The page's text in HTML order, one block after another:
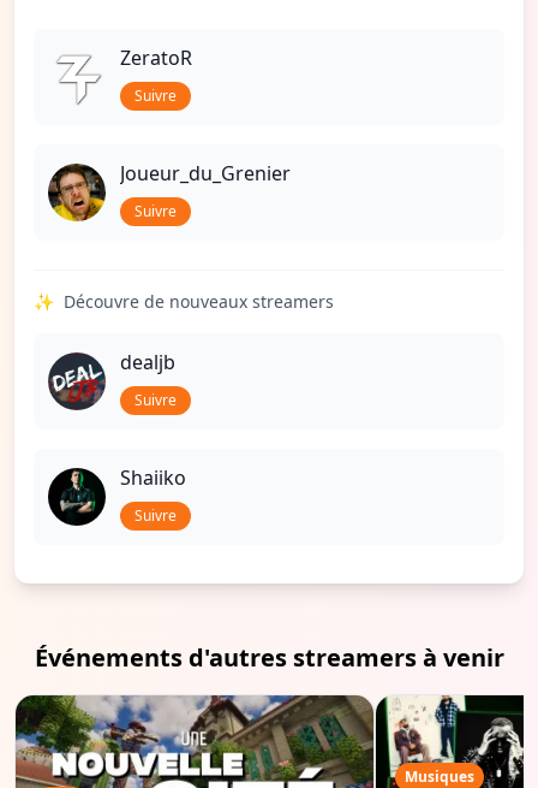
ZeratoR
Suivre
Joueur_du_Grenier
Suivre
✨ Découvre de nouveaux streamers
dealjb
Suivre
Shaiiko
Suivre
Événements d'autres streamers à venir
Musiques